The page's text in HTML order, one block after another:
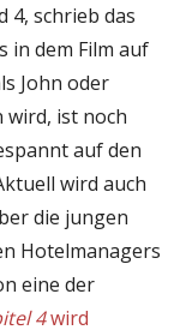
4, schrieb das
in dem Film auf
John oder
wird, ist noch
auf den
wird auch
die jungen
Hotelmanagers
eine der
4wird